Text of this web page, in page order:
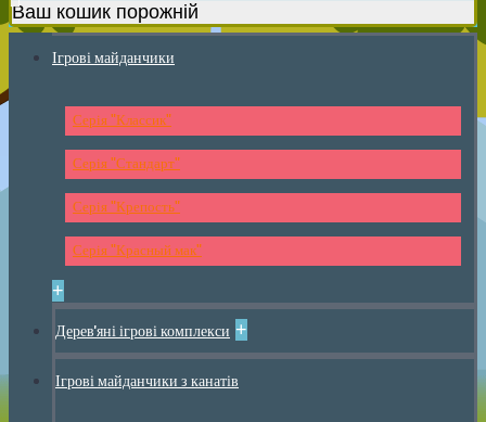
Ваш кошик порожній
Ігрові майданчики
Серія "Классик"
Серія "Стандарт"
Серія "Крепость"
Серія "Красный мак"
+
Дерев'яні ігрові комплекси +
Ігрові майданчики з канатів